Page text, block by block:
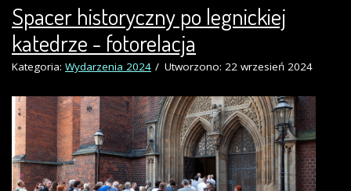
Spacer historyczny po legnickiej
katedrze - fotorelacja
Kategoria: Wydarzenia 2024 Utworzono: 22 wrzesień 2024